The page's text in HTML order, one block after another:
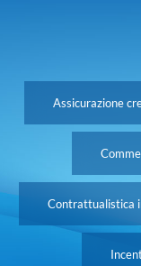
Assicurazione
Contrattualistica